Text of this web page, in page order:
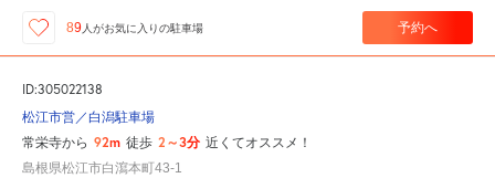
89人がお気に入りの駐車場 予約へ
ID:305022138
松江市営／白潟駐車場
常栄寺から 92m 徒歩 2～3分 近くてオススメ！
島根県松江市白瀉本町43-1